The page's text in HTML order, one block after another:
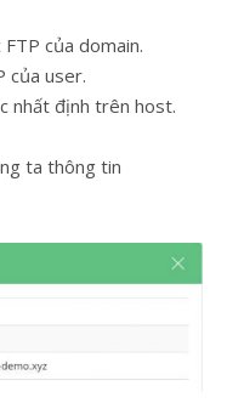
của domain.
của user.
nhất định trên host.
ta thông tin